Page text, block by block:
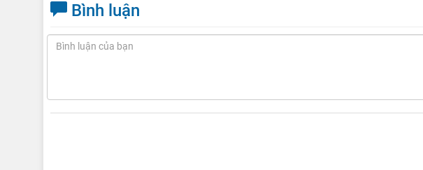
Bình luận